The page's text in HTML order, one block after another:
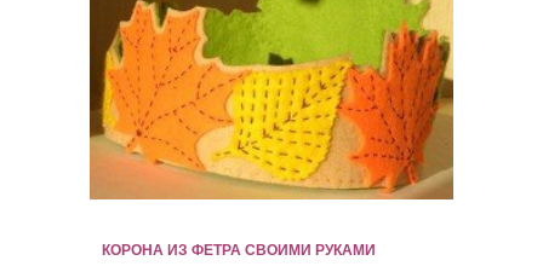
КОРОНА ИЗ ФЕТРА СВОИМИ РУКАМИ